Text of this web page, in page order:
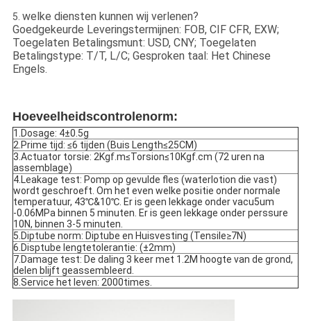
5. welke diensten kunnen wij verlenen?
Goedgekeurde Leveringstermijnen: FOB, CIF CFR, EXW;
Toegelaten Betalingsmunt: USD, CNY; Toegelaten
Betalingstype: T/T, L/C; Gesproken taal: Het Chinese
Engels.
Hoeveelheidscontrolenorm:
1.Dosage: 4±0.5g
2.Prime tijd: ≤6 tijden (Buis Length≤25CM)
3.Actuator torsie: 2Kgf.m≤Torsion≤10Kgf.cm (72 uren na
assemblage)
4.Leakage test: Pomp op gevulde fles (waterlotion die vast)
wordt geschroeft. Om het even welke positie onder normale
temperatuur, 43℃&10℃. Er is geen lekkage onder vacu5um
-0.06MPa binnen 5 minuten. Er is geen lekkage onder perssure
10N, binnen 3-5 minuten.
5.Diptube norm: Diptube en Huisvesting (Tensile≥7N)
6.Disptube lengtetolerantie: (±2mm)
7.Damage test: De daling 3 keer met 1.2M hoogte van de grond,
delen blijft geassembleerd.
8.Service het leven: 2000times.